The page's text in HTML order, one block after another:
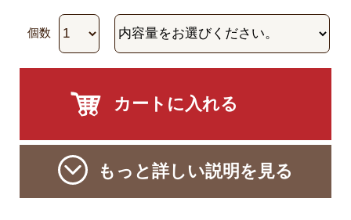
個数
もっと詳しい説明を見る